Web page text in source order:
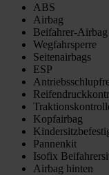
ABS
Airbag
Beifahrer-Airbag
Wegfahrsperre
Seitenairbags
ESP
Kopfairbag
Pannenkit
Isofix
Airbag hinten